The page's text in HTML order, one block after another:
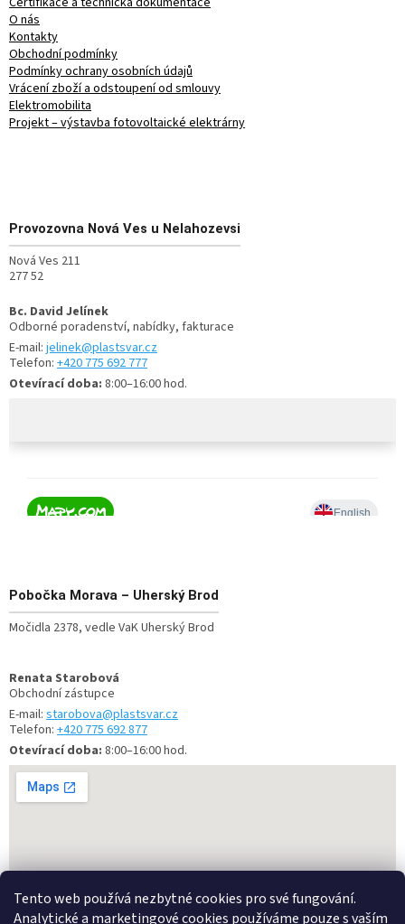
Tento web používá nezbytné cookies pro své fungování.
Analytické a marketingové cookies používáme pouze s vaším
O nás
Kontakty
Obchodní podmínky
Podmínky ochrany osobních údajů
Vrácení zboží a odstoupení od smlouvy
Elektromobilita
Projekt – výstavba fotovoltaické elektrárny
Provozovna Nová Ves u Nelahozevsi
Nová Ves 211
277 52
Bc. David Jelínek
Odborné poradenství, nabídky, fakturace
E-mail: jelinek@plastsvar.cz
Telefon: +420 775 692 777
Otevírací doba: 8:00–16:00 hod.
Pobočka Morava – Uherský Brod
Močidla 2378, vedle VaK Uherský Brod
Renata Starobová
Obchodní zástupce
E-mail: starobova@plastsvar.cz
Telefon: +420 775 692 877
Otevírací doba: 8:00–16:00 hod.